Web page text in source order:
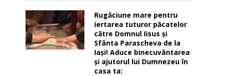
Rugăciune mare pentru
iertarea tuturor păcatelor
către Domnul Iisus şi
Sfânta Parascheva de la
Iaşi! Aduce binecuvântarea
şi ajutorul lui Dumnezeu în
casa ta: